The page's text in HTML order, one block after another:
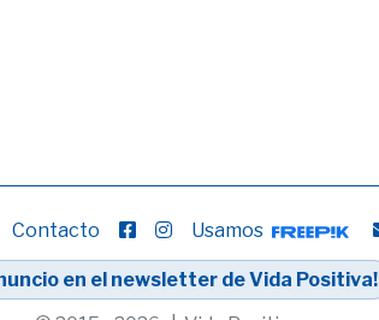
Contacto Usamos
en el newsletter de Vida Positiva!